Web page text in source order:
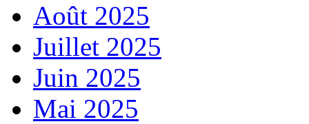
Août 2025
Juillet 2025
Juin 2025
Mai 2025